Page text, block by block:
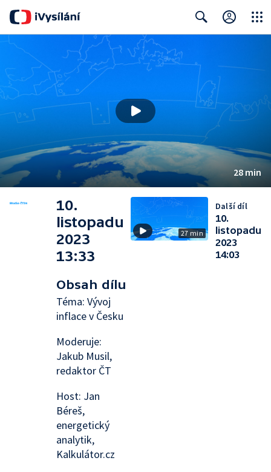
28 min
10.
listopadu
2023
13:33
Obsah dílu
Téma: Vývoj
inflace v Česku
Moderuje:
Jakub Musil,
redaktor ČT
Host: Jan
Béreš,
energetický
analytik,
Kalkulátor.cz
27 min
Další díl
10.
listopadu
2023
14:03